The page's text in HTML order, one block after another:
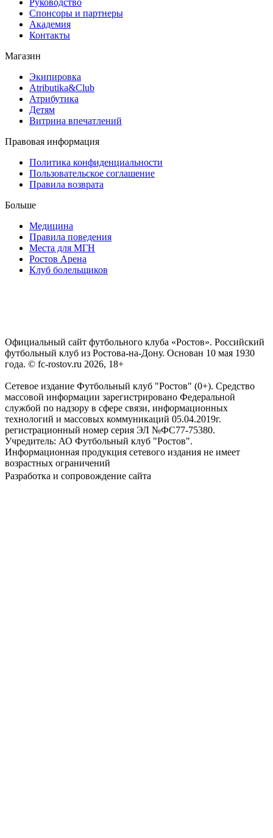
Спонсоры и партнеры
Академия
Контакты
Магазин
Экипировка
Atributika&Club
Атрибутика
Детям
Витрина впечатлений
Правовая информация
Политика конфиденциальности
Пользовательское соглашение
Правила возврата
Больше
Медицина
Правила поведения
Места для МГН
Ростов Арена
Клуб болельщиков
Официальный сайт футбольного клуба «Ростов». Российский
футбольный клуб из Ростова-на-Дону. Основан 10 мая 1930
года. © fc-rostov.ru 2026, 18+
Сетевое издание Футбольный клуб "Ростов" (0+). Средство
массовой информации зарегистрировано Федеральной
службой по надзору в сфере связи, информационных
технологий и массовых коммуникаций 05.04.2019г.
регистрационный номер серия ЭЛ №ФС77-75380.
Учредитель: АО Футбольный клуб "Ростов".
Информационная продукция сетевого издания не имеет
возрастных ограничений
Разработка и сопровождение сайта